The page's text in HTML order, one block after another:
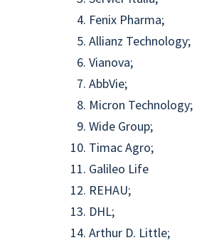
Fenix Pharma;
Allianz Technology;
Vianova;
AbbVie;
Micron Technology;
Wide Group;
Timac Agro;
Galileo Life
REHAU;
DHL;
Arthur D. Little;